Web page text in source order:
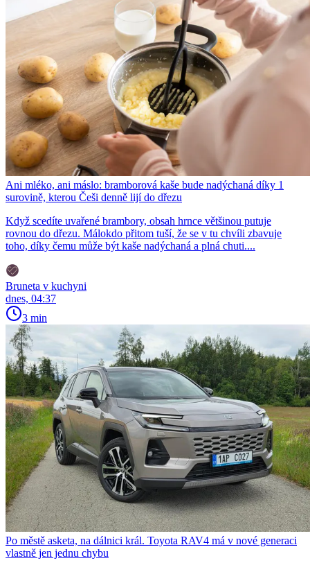
Ani mléko, ani máslo: bramborová kaše bude nadýchaná díky 1
surovině, kterou Češi denně lijí do dřezu
Když scedíte uvařené brambory, obsah hrnce většinou putuje
rovnou do dřezu. Málokdo přitom tuší, že se v tu chvíli zbavuje
toho, díky čemu může být kaše nadýchaná a plná chuti....
Bruneta v kuchyni
dnes, 04:37
3 min
Po městě asketa, na dálnici král. Toyota RAV4 má v nové generaci
vlastně jen jednu chybu